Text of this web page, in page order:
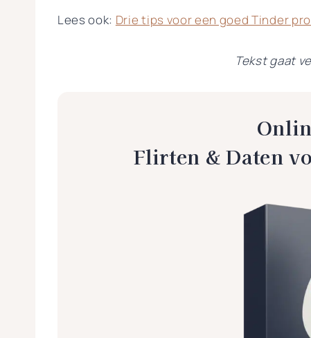
Lees ook: Drie tips voor een goed Tinder
Tekst gaat
Flirten & Daten